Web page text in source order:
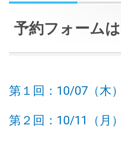
予約フォーム
第１回：10/07（
第２回：10/11（